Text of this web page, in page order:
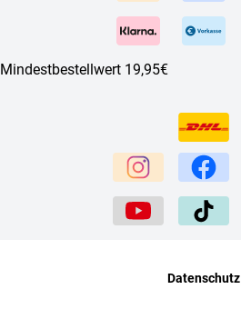
Mindestbestellwert 19,95€
Datenschutz